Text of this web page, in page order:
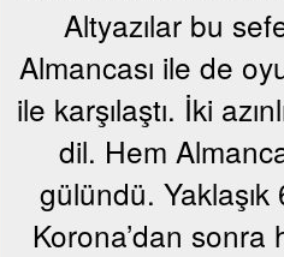
Altyazılar bu
Almancası ile de
ile karşılaştı. İki
dil. Hem
gülündü. Yaklaşık
Korona’dan